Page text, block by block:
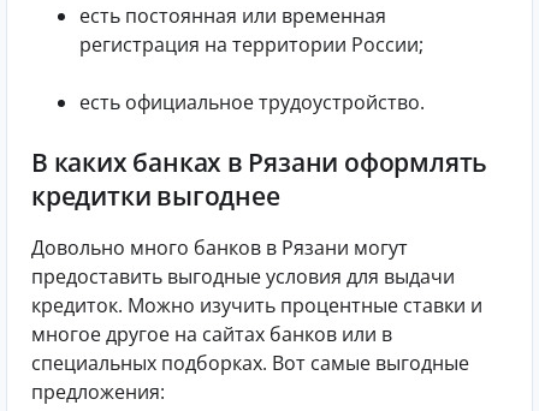
есть постоянная или временная
регистрация на территории России;
есть официальное трудоустройство.
В каких банках в Рязани оформлять
кредитки выгоднее
Довольно много банков в Рязани могут
предоставить выгодные условия для выдачи
кредиток. Можно изучить процентные ставки и
многое другое на сайтах банков или в
специальных подборках. Вот самые выгодные
предложения: